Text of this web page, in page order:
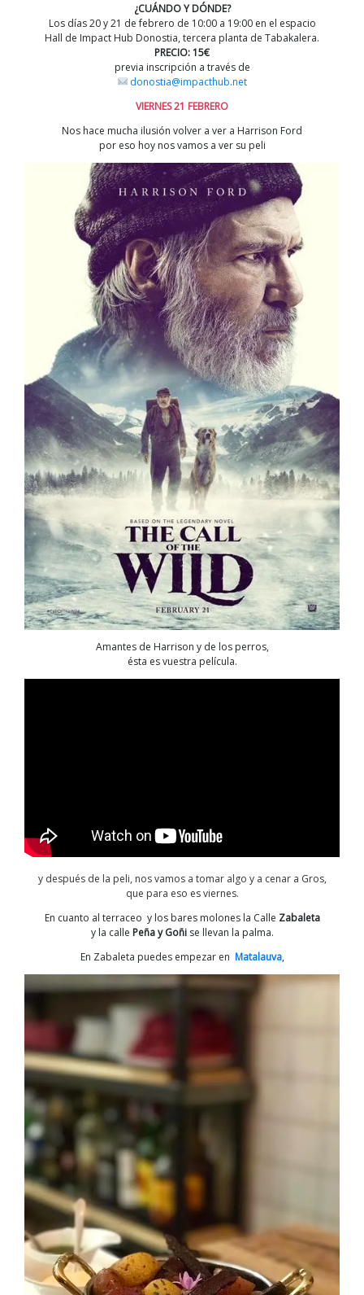
¿CUÁNDO Y DÓNDE?
Los días 20 y 21 de febrero de 10:00 a 19:00 en el espacio
Hall de Impact Hub Donostia, tercera planta de Tabakalera.
PRECIO: 15€
previa inscripción a través de
donostia@impacthub.net
VIERNES 21 FEBRERO
Nos hace mucha ilusión volver a ver a Harrison Ford
por eso hoy nos vamos a ver su peli
Amantes de Harrison y de los perros,
ésta es vuestra película.
y después de la peli, nos vamos a tomar algo y a cenar a Gros,
que para eso es viernes.
En cuanto al terraceo y los bares molones la Calle Zabaleta
y la calle Peña y Goñise llevan la palma.
En Zabaleta puedes empezar en Matalauva,